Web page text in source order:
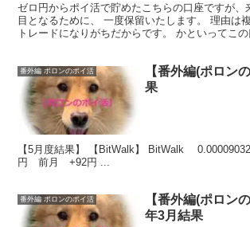
ゼロ円からポイ活で貯めたこちらの口座ですが、
目となるために、 一度保留いたします。 理由は
トレードになりがちだからです。 かといってこの
番外編 ポロンのポイ活
【番外編(ポロン
果
【5月度結果】 【BitWalk】 BitWalk
円 前月 +92円 ...
番外編 ポロンのポイ活
【番外編(ポロン
年3月結果